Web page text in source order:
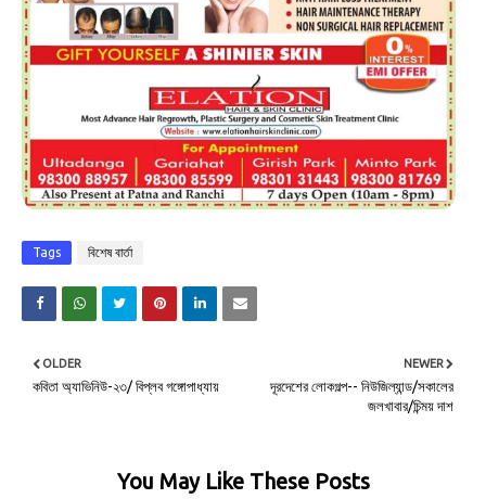
Tags বিশেষ বার্তা
NEWER
দূরদেশের লোকগল্প-- নিউজিল্যান্ড/সকালের
জলখাবার/চিন্ময় দাশ
OLDER
কবিতা অ্যাভিনিউ-২৩/ বিপ্লব গঙ্গোপাধ্যায়
You May Like These Posts